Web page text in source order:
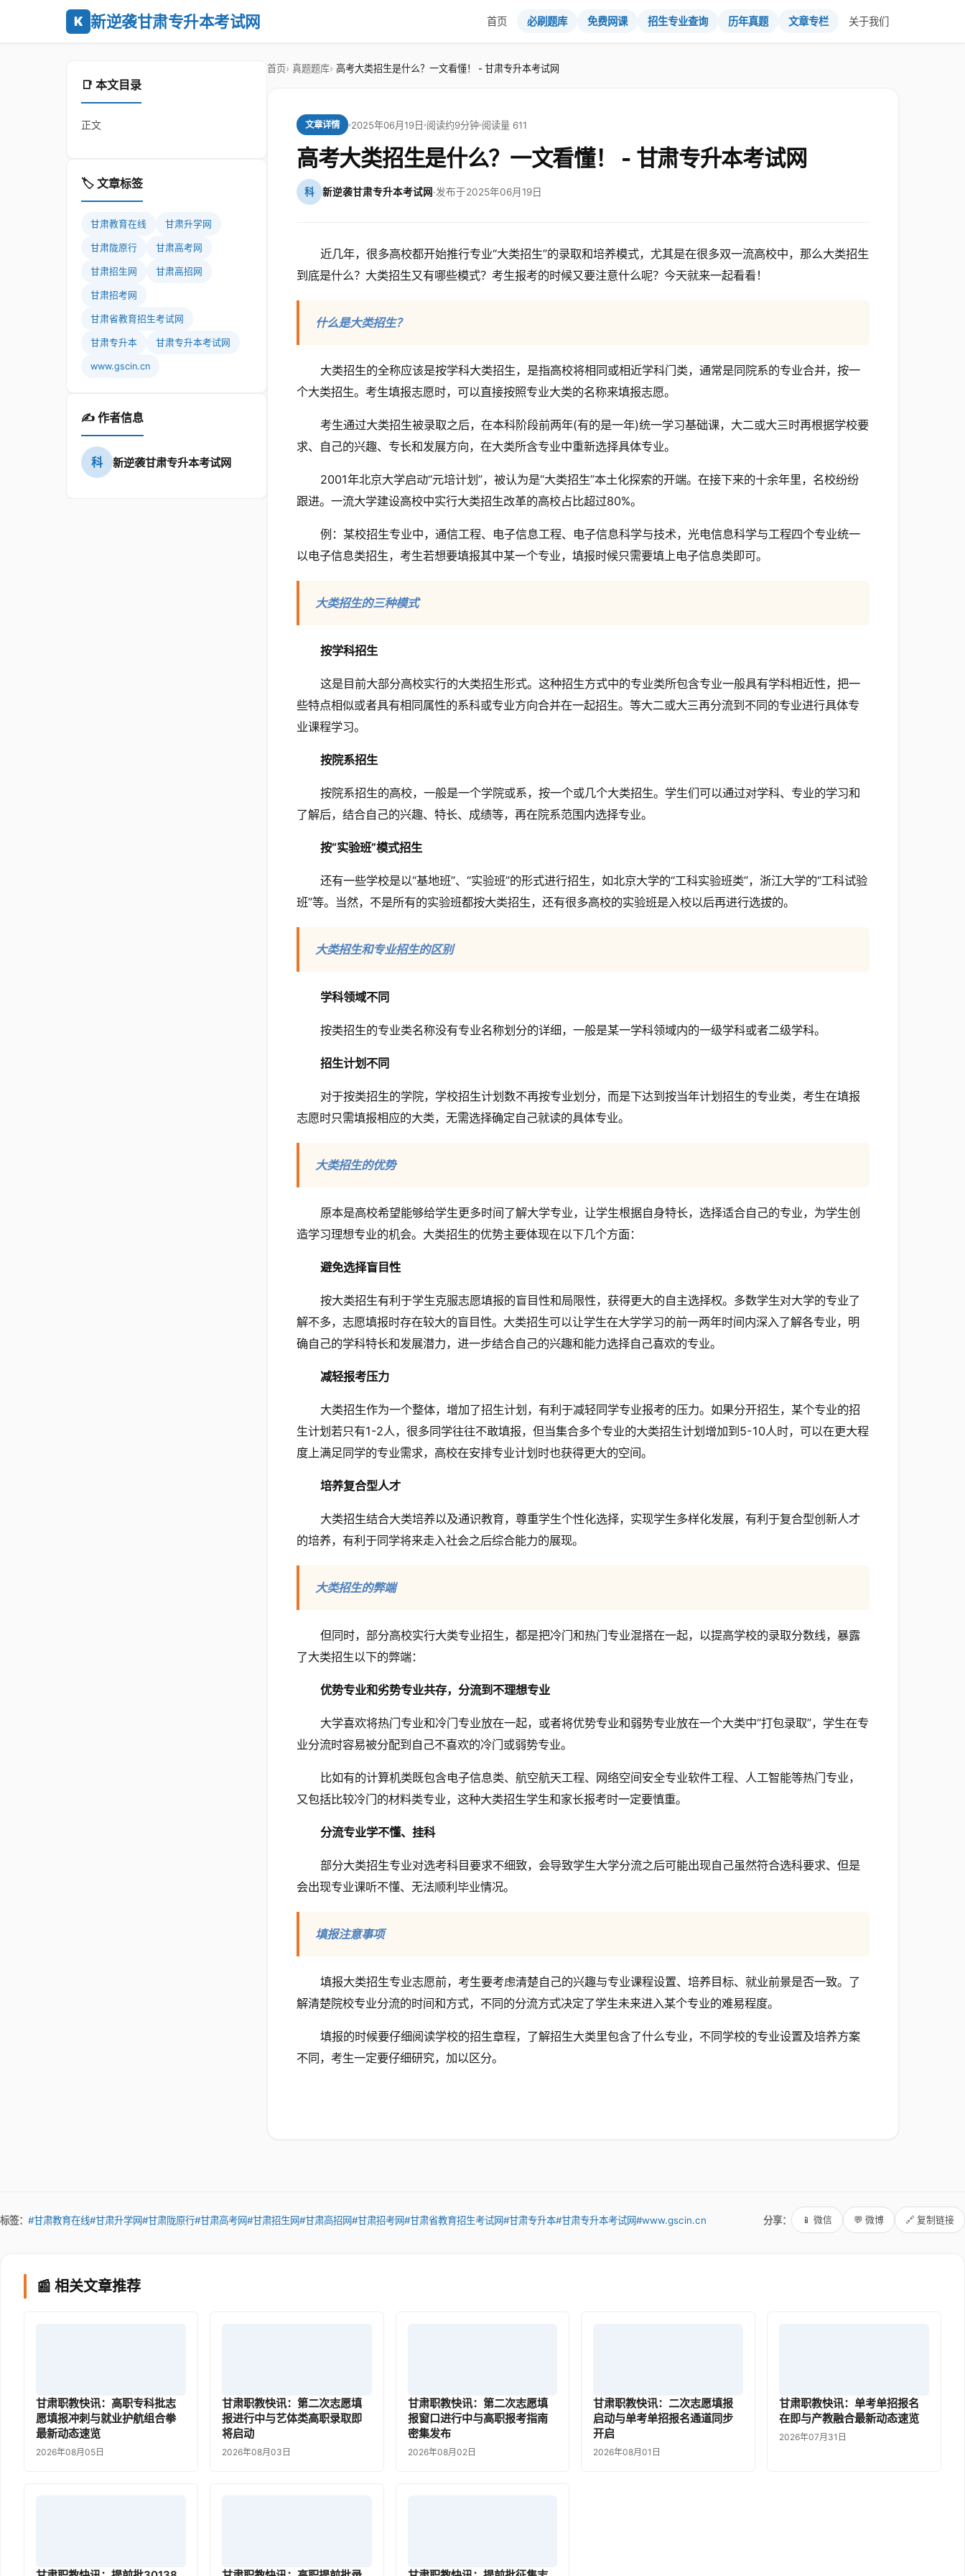
K 新逆袭甘肃专升本考试网 首页 必刷题库 免费网课 招生专业查询 历年真题 文章专栏 关于我们
📑 本文目录
正文
🏷️ 文章标签
甘肃教育在线 甘肃升学网
甘肃陇原行 甘肃高考网
甘肃招生网 甘肃高招网
甘肃招考网
甘肃省教育招生考试网
甘肃专升本 甘肃专升本考试网
www.gscin.cn
✍️ 作者信息
科 新逆袭甘肃专升本考试网
首页 真题题库 高考大类招生是什么？一文看懂！ - 甘肃专升本考试网
文章详情 2025年06月19日 阅读约9分钟 阅读量 611
高考大类招生是什么？一文看懂！ - 甘肃专升本考试网
科 新逆袭甘肃专升本考试网·发布于2025年06月19日
近几年，很多高校都开始推行专业“大类招生”的录取和培养模式，尤其是在很多双一流高校中，那么大类招生
到底是什么？大类招生又有哪些模式？考生报考的时候又要注意什么呢？今天就来一起看看！
什么是大类招生？
大类招生的全称应该是按学科大类招生，是指高校将相同或相近学科门类，通常是同院系的专业合并，按一
个大类招生。考生填报志愿时，可以直接按照专业大类的名称来填报志愿。
考生通过大类招生被录取之后，在本科阶段前两年(有的是一年)统一学习基础课，大二或大三时再根据学校要
求、自己的兴趣、专长和发展方向，在大类所含专业中重新选择具体专业。
2001年北京大学启动“元培计划”，被认为是“大类招生”本土化探索的开端。在接下来的十余年里，名校纷纷
跟进。一流大学建设高校中实行大类招生改革的高校占比超过80%。
例：某校招生专业中，通信工程、电子信息工程、电子信息科学与技术，光电信息科学与工程四个专业统一
以电子信息类招生，考生若想要填报其中某一个专业，填报时候只需要填上电子信息类即可。
大类招生的三种模式
按学科招生
这是目前大部分高校实行的大类招生形式。这种招生方式中的专业类所包含专业一般具有学科相近性，把一
些特点相似或者具有相同属性的系科或专业方向合并在一起招生。等大二或大三再分流到不同的专业进行具体专
业课程学习。
按院系招生
按院系招生的高校，一般是一个学院或系，按一个或几个大类招生。学生们可以通过对学科、专业的学习和
了解后，结合自己的兴趣、特长、成绩等，再在院系范围内选择专业。
按“实验班”模式招生
还有一些学校是以“基地班”、“实验班”的形式进行招生，如北京大学的“工科实验班类”，浙江大学的“工科试验
班”等。当然，不是所有的实验班都按大类招生，还有很多高校的实验班是入校以后再进行选拔的。
大类招生和专业招生的区别
学科领域不同
按类招生的专业类名称没有专业名称划分的详细，一般是某一学科领域内的一级学科或者二级学科。
招生计划不同
对于按类招生的学院，学校招生计划数不再按专业划分，而是下达到按当年计划招生的专业类，考生在填报
志愿时只需填报相应的大类，无需选择确定自己就读的具体专业。
大类招生的优势
原本是高校希望能够给学生更多时间了解大学专业，让学生根据自身特长，选择适合自己的专业，为学生创
造学习理想专业的机会。大类招生的优势主要体现在以下几个方面：
避免选择盲目性
按大类招生有利于学生克服志愿填报的盲目性和局限性，获得更大的自主选择权。多数学生对大学的专业了
解不多，志愿填报时存在较大的盲目性。大类招生可以让学生在大学学习的前一两年时间内深入了解各专业，明
确自己的学科特长和发展潜力，进一步结合自己的兴趣和能力选择自己喜欢的专业。
减轻报考压力
大类招生作为一个整体，增加了招生计划，有利于减轻同学专业报考的压力。如果分开招生，某个专业的招
生计划若只有1-2人，很多同学往往不敢填报，但当集合多个专业的大类招生计划增加到5-10人时，可以在更大程
度上满足同学的专业需求，高校在安排专业计划时也获得更大的空间。
培养复合型人才
大类招生结合大类培养以及通识教育，尊重学生个性化选择，实现学生多样化发展，有利于复合型创新人才
的培养，有利于同学将来走入社会之后综合能力的展现。
大类招生的弊端
但同时，部分高校实行大类专业招生，都是把冷门和热门专业混搭在一起，以提高学校的录取分数线，暴露
了大类招生以下的弊端：
优势专业和劣势专业共存，分流到不理想专业
大学喜欢将热门专业和冷门专业放在一起，或者将优势专业和弱势专业放在一个大类中“打包录取”，学生在专
业分流时容易被分配到自己不喜欢的冷门或弱势专业。
比如有的计算机类既包含电子信息类、航空航天工程、网络空间安全专业软件工程、人工智能等热门专业，
又包括比较冷门的材料类专业，这种大类招生学生和家长报考时一定要慎重。
分流专业学不懂、挂科
部分大类招生专业对选考科目要求不细致，会导致学生大学分流之后可能出现自己虽然符合选科要求、但是
会出现专业课听不懂、无法顺利毕业情况。
填报注意事项
填报大类招生专业志愿前，考生要考虑清楚自己的兴趣与专业课程设置、培养目标、就业前景是否一致。了
解清楚院校专业分流的时间和方式，不同的分流方式决定了学生未来进入某个专业的难易程度。
填报的时候要仔细阅读学校的招生章程，了解招生大类里包含了什么专业，不同学校的专业设置及培养方案
不同，考生一定要仔细研究，加以区分。
标签： #甘肃教育在线#甘肃升学网#甘肃陇原行#甘肃高考网#甘肃招生网#甘肃高招网#甘肃招考网#甘肃省教育招生考试网#甘肃专升本#甘肃专升本考试网#www.gscin.cn 分享： 📱 微信 💬 微博 🔗 复制链接
📰 相关文章推荐
甘肃职教快讯：高职专科批志
愿填报冲刺与就业护航组合拳
最新动态速览
2026年08月05日
甘肃职教快讯：第二次志愿填
报进行中与艺体类高职录取即
将启动
2026年08月03日
甘肃职教快讯：第二次志愿填
报窗口进行中与高职报考指南
密集发布
2026年08月02日
甘肃职教快讯：二次志愿填报
启动与单考单招报名通道同步
开启
2026年08月01日
甘肃职教快讯：单考单招报名
在即与产教融合最新动态速览
2026年07月31日